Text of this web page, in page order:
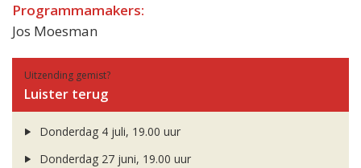
Programmamakers:
Jos Moesman
Uitzending gemist?
Luister terug
Donderdag 4 juli, 19.00 uur
Donderdag 27 juni, 19.00 uur